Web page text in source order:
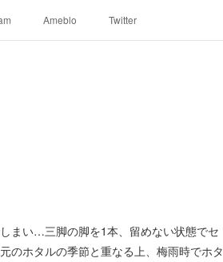
Ameblo Twitter
まい…三脚の脚を1本、留めない状態でセ
のホタルの季節と重なる上、梅雨時でホタ